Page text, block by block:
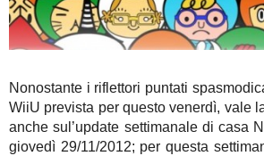
Nonostante i riflettori puntati
WiiU prevista per questo venerdì, vale
anche sul’update settimanale di casa
giovedì 29/11/2012; per questa